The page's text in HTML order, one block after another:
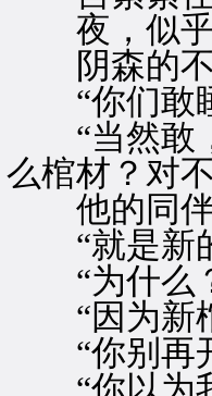
夜，似乎
阴森的不
“你们敢睡
“当然敢，
么棺材？对
他的同伴
“就是新的
“为什么
“因为新棺
“你别再